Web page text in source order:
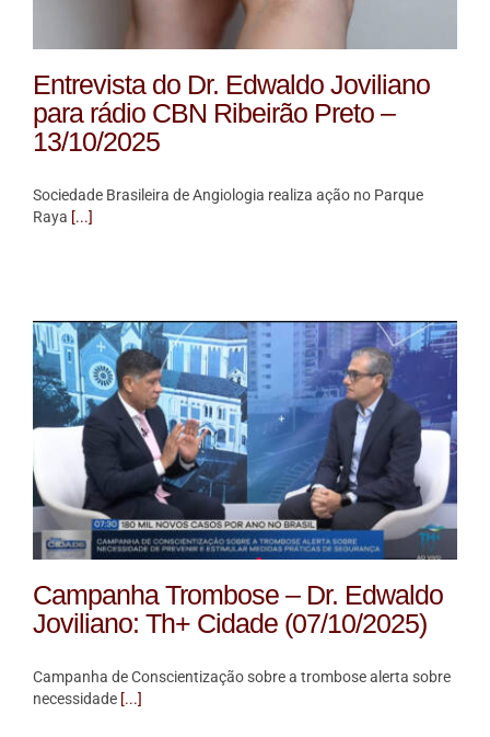
Entrevista do Dr. Edwaldo Joviliano
para rádio CBN Ribeirão Preto –
13/10/2025
Sociedade Brasileira de Angiologia realiza ação no Parque
Raya [...]
Campanha Trombose – Dr. Edwaldo
Joviliano: Th+ Cidade (07/10/2025)
Campanha de Conscientização sobre a trombose alerta sobre
necessidade[...]